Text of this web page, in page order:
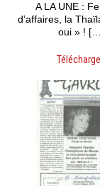
A LA UNE :
d’affaires, la
oui » !